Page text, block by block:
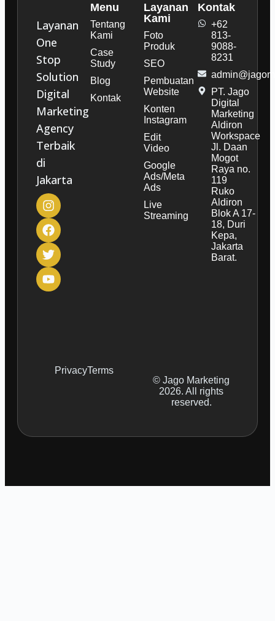
Layanan
One
Stop
Solution
Digital
Marketing
Agency
Terbaik
di
Jakarta
Menu
Tentang
Kami
Case
Study
Blog
Kontak
Layanan
Kami
Foto
Produk
SEO
Pembuatan
Website
Konten
Instagram
Edit
Video
Google
Ads/Meta
Ads
Live
Streaming
Kontak
+62
813-
9088-
8231
PT. Jago
Digital
Marketing
Aldiron
Workspace
Jl. Daan
Mogot
Raya no.
119
Ruko
Aldiron
Blok A 17-
18, Duri
Kepa,
Jakarta
Barat.
PrivacyTerms
© Jago Marketing
2026. All rights
reserved.